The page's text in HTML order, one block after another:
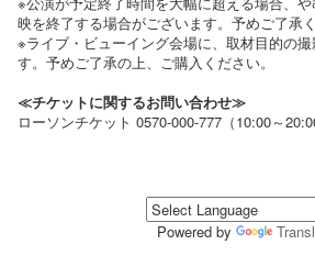
映を終了する場合がございます。予めご了承
※ライブ・ビューイング会場に、取材目的の
す。予めご了承の上、ご購入ください。
≪チケットに関するお問い合わせ≫
ローソンチケット 0570-000-777（10:00～
Powered by